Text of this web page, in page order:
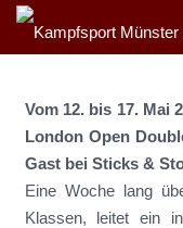
Vom 12. bis 17. Mai
London Open
Gast bei Sticks &
Eine Woche lang
Klassen, leitet ein